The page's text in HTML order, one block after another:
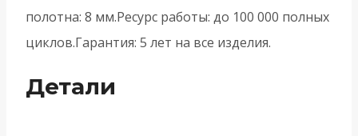
полотна: 8 мм.Ресурс работы: до 100 000 полных
циклов.Гарантия: 5 лет на все изделия.
Детали